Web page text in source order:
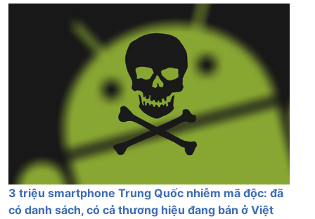
3 triệu smartphone Trung Quốc nhiễm mã độc: đã
có danh sách, có cả thương hiệu đang bán ở Việt